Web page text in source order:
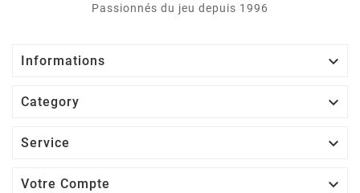
Passionnés du jeu depuis 1996
Informations 
Category 
Service 
Votre Compte 